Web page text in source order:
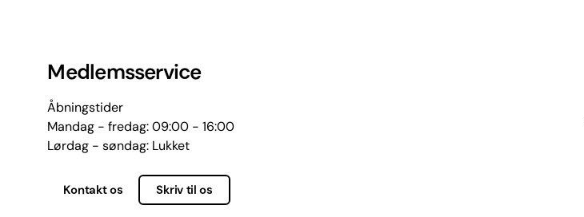
Medlemsservice
Åbningstider
Mandag - fredag: 09:00 - 16:00
Lørdag - søndag: Lukket
Kontakt os Skriv til os